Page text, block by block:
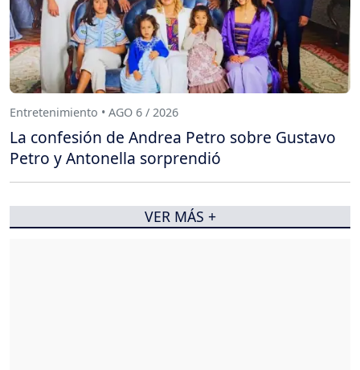
Entretenimiento • AGO 6 / 2026
La confesión de Andrea Petro sobre Gustavo
Petro y Antonella sorprendió
VER MÁS +